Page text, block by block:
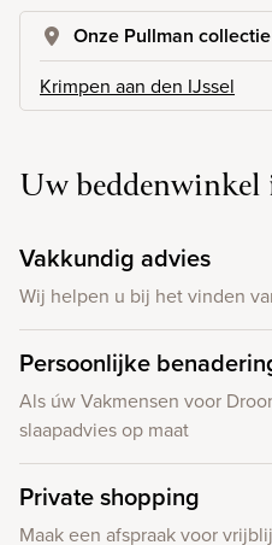
Onze Pullman
Krimpen aan den IJssel
Uw
Vakkundig advies
Wij helpen u bij het vinden
Persoonlijke
Als úw Vakmensen voor
slaapadvies op maat
Private shopping
Maak een afspraak voor